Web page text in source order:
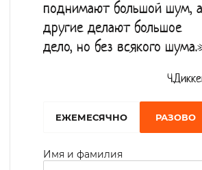
поднимают большой шум, а
другие делают большое
дело, но без всякого
EЖЕМЕСЯЧНО РАЗОВО
Имя и фамилия